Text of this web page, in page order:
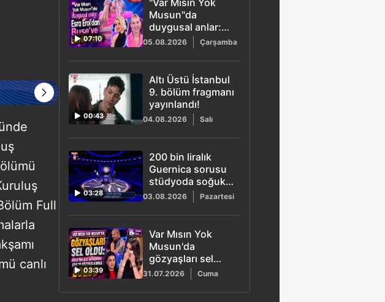
Full
canlı
07:10
"Var Mısın Yok
Musun"da
duygusal anlar:
Esra Erol'dan
Buse'ye büyük
destek!
05.08.2026 Çarşamba
00:43
Altı Üstü İstanbul
9. bölüm fragmanı
yayınlandı!
04.08.2026 Salı
03:28
200 bin liralık
Guernica sorusu
stüdyoda soğuk
rüzgarlar estirdi
03.08.2026 Pazartesi
03:39
Var Mısın Yok
Musun'da
gözyaşları sel
oldu: Eda vefat
eden babasını
hatırlayınca ağladı
31.07.2026 Cuma